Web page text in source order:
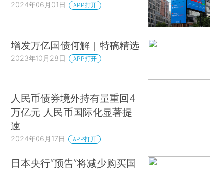
2024年06月01日 APP打开
增发万亿国债何解｜特稿精选
2023年10月28日 APP打开
人民币债券境外持有量重回4
万亿元 人民币国际化显著提
速
2024年06月17日 APP打开
日本央行“预告”将减少购买国